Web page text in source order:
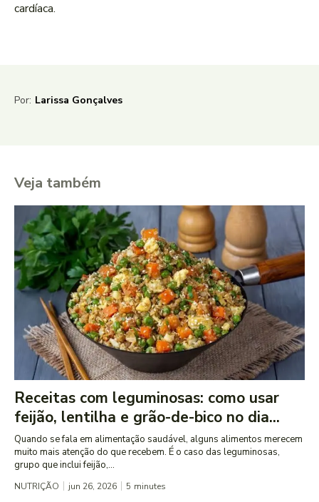
cardíaca.
Por: Larissa Gonçalves
Veja também
Receitas com leguminosas: como usar
feijão, lentilha e grão-de-bico no dia...
Quando se fala em alimentação saudável, alguns alimentos merecem
muito mais atenção do que recebem. É o caso das leguminosas,
grupo que inclui feijão,...
NUTRIÇÃO jun 26, 2026 5 minutes